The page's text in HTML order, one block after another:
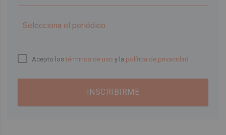
Acepto lostérminos de uso y la política de privacidad
INSCRIBIRME